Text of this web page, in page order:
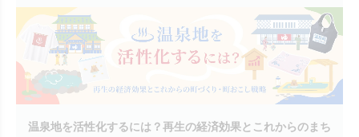
温泉地を活性化するには？再生の経済効果とこれからのまち